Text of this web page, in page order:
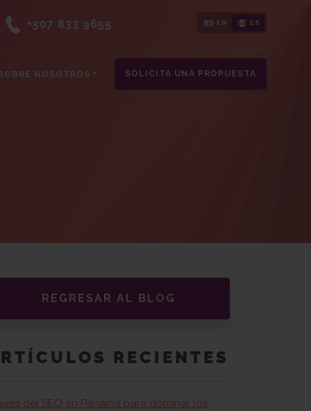
+507 833 9655 EN ES
NOSOTROS SOLICITA UNA PROPUESTA
REGRESAR AL BLOG
RECIENTES
del SEO en Panamá para dominar los